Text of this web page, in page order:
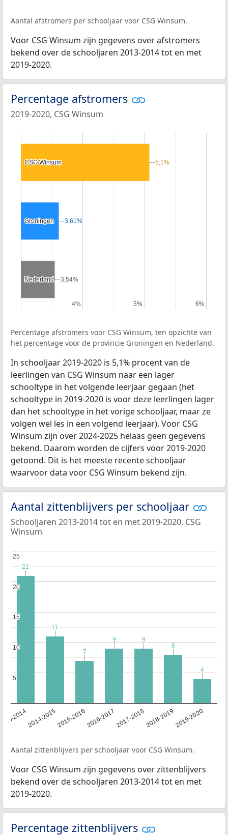
Aantal afstromers per schooljaar voor CSG Winsum.
Voor CSG Winsum zijn gegevens over afstromers
bekend over de schooljaren 2013-2014 tot en met
2019-2020.
Percentage afstromers
2019-2020, CSG Winsum
4%
4% 5%
5% 6%
6%
CSG Winsum
CSG Winsum
Groningen
Groningen
Nederland
Nederland
5,1%
5,1%
3,61%
3,61%
3,54%
3,54%
Percentage afstromers voor CSG Winsum, ten opzichte van
het percentage voor de provincie Groningen en Nederland.
In schooljaar 2019-2020 is 5,1% procent van de
leerlingen van CSG Winsum naar een lager
schooltype in het volgende leerjaar gegaan (het
schooltype in 2019-2020 is voor deze leerlingen lager
dan het schooltype in het vorige schooljaar, maar ze
volgen wel les in een volgend leerjaar). Voor CSG
Winsum zijn over 2024-2025 helaas geen gegevens
bekend. Daarom worden de cijfers voor 2019-2020
getoond. Dit is het meeste recente schooljaar
waarvoor data voor CSG Winsum bekend zijn.
Aantal zittenblijvers per schooljaar
Schooljaren 2013-2014 tot en met 2019-2020, CSG
Winsum
20142014-20152015-20162016-20172017-20182018-20192019-2020
5
5
10
10
15
15
20
20
25
25
21
21
11
11
7
7
9
9 9
9
8
8
4
4
Aantal zittenblijvers per schooljaar voor CSG Winsum.
Voor CSG Winsum zijn gegevens over zittenblijvers
bekend over de schooljaren 2013-2014 tot en met
2019-2020.
Percentage zittenblijvers